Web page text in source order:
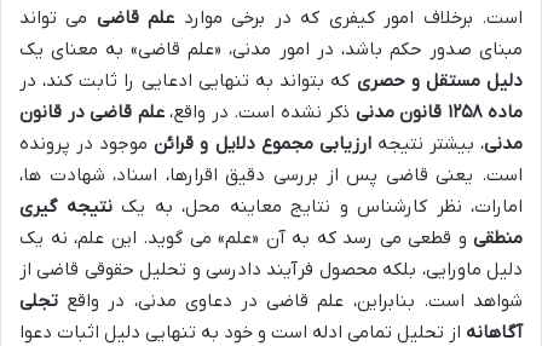
است. برخلاف امور کیفری که در برخی موارد علم قاضی می تواند
مبنای صدور حکم باشد، در امور مدنی، «علم قاضی» به معنای یک
دلیل مستقل و حصری که بتواند به تنهایی ادعایی را ثابت کند، در
ماده ۱۲۵۸ قانون مدنی
ذکر نشده است. در واقع،علم قاضی در قانون
مدنی، بیشتر نتیجهارزیابی مجموع دلایل و قرائنموجود در پرونده
است. یعنی قاضی پس از بررسی دقیق اقرارها، اسناد، شهادت ها،
امارات، نظر کارشناس و نتایج معاینه محل، به یکنتیجه گیری
منطقی و قطعی می رسد که به آن «علم» می گوید. این علم، نه یک
دلیل ماورایی، بلکه محصول فرآیند دادرسی و تحلیل حقوقی قاضی از
شواهد است. بنابراین، علم قاضی در دعاوی مدنی، در واقع تجلی
آگاهانه از تحلیل تمامی ادله است و خود به تنهایی دلیل اثبات دعوا